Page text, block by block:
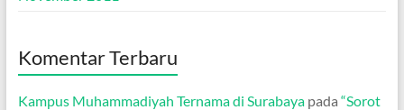
Komentar Terbaru
Kampus Muhammadiyah Ternama di Surabayapada “Sorot